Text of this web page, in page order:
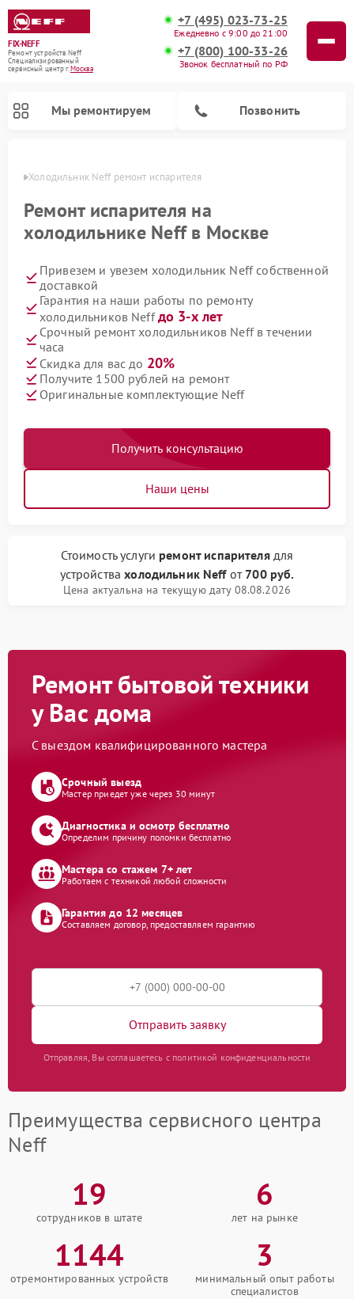
FIX-NEFF
Ремонт устройств Neff
Специализированный
cервисный центр г.Москва
+7 (495) 023-73-25
Ежедневно с 9:00 до 21:00
+7 (800) 100-33-26
Звонок бесплатный по РФ
Мы ремонтируем Позвонить
Холодильник Neff ремонт испарителя
Ремонт испарителя на
холодильнике Neff в Москве
Привезем и увезем холодильник Neff собственной
доставкой
Гарантия на наши работы по ремонту
холодильников Neffдо 3-х лет
Срочный ремонт холодильников Neff в течении
часа
Скидка для вас до 20%
Получите 1500 рублей на ремонт
Оригинальные комплектующие Neff
Получить консультацию
Наши цены
Стоимость услуги ремонт испарителядля
устройствахолодильник Neffот 700 руб.
Цена актуальна на текущую дату 08.08.2026
Ремонт бытовой техники
у Вас дома
С выездом квалифицированного мастера
Срочный выезд
Мастер приедет уже через 30 минут
Диагностика и осмотр бесплатно
Определим причину поломки бесплатно
Мастера со стажем 7+ лет
Работаем с техникой любой сложности
Гарантия до 12 месяцев
Составляем договор, предоставляем гарантию
Отправить заявку
Отправляя, Вы соглашаетесь с политикой конфиденциальности
Преимущества сервисного центра
Neff
19
сотрудников в штате
6
лет на рынке
1144
отремонтированных устройств
3
минимальный опыт работы
специалистов